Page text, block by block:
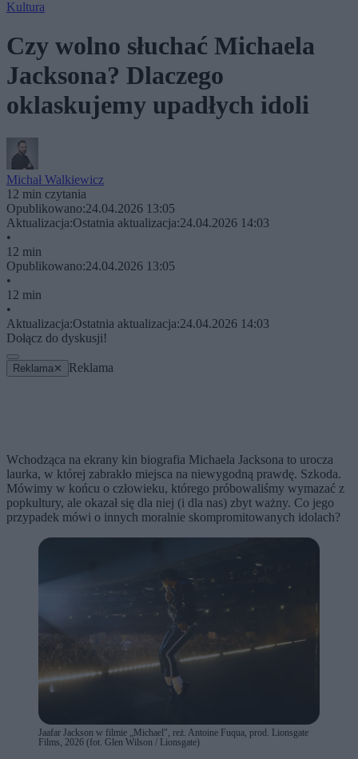
Kultura
Czy wolno słuchać Michaela
Jacksona? Dlaczego
oklaskujemy upadłych idoli
Michał Walkiewicz
12 min czytania
Opublikowano:24.04.2026 13:05
Aktualizacja:Ostatnia aktualizacja:24.04.2026 14:03
•
12 min
Opublikowano:24.04.2026 13:05
•
12 min
•
Aktualizacja:Ostatnia aktualizacja:24.04.2026 14:03
Dołącz do dyskusji!
Reklama ✕ Reklama
Wchodząca na ekrany kin biografia Michaela Jacksona to urocza
laurka, w której zabrakło miejsca na niewygodną prawdę. Szkoda.
Mówimy w końcu o człowieku, którego próbowaliśmy wymazać z
popkultury, ale okazał się dla niej (i dla nas) zbyt ważny. Co jego
przypadek mówi o innych moralnie skompromitowanych idolach?
Jaafar Jackson w filmie „Michael", reż. Antoine Fuqua, prod. Lionsgate
Films, 2026 (fot. Glen Wilson / Lionsgate)